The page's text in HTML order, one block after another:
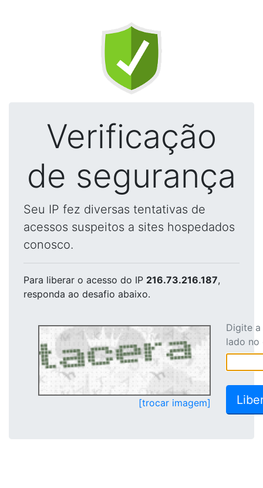
Verificação
de segurança
Seu IP fez diversas tentativas de
acessos suspeitos a sites hospedados
conosco.
Para liberar o acesso do IP 216.73.216.187,
responda ao desafio abaixo.
[trocar imagem]
Digite
lado no